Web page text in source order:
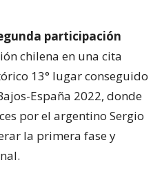
participación
chilena en una cita
13° lugar conseguido
España 2022, donde
por el argentino Sergio
la primera fase y